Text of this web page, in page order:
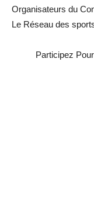
Organisateurs du
Le Réseau des
Participez